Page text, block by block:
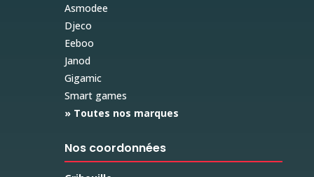
Asmodee
Djeco
Eeboo
Janod
Gigamic
Smart games
» Toutes nos marques
Nos coordonnées